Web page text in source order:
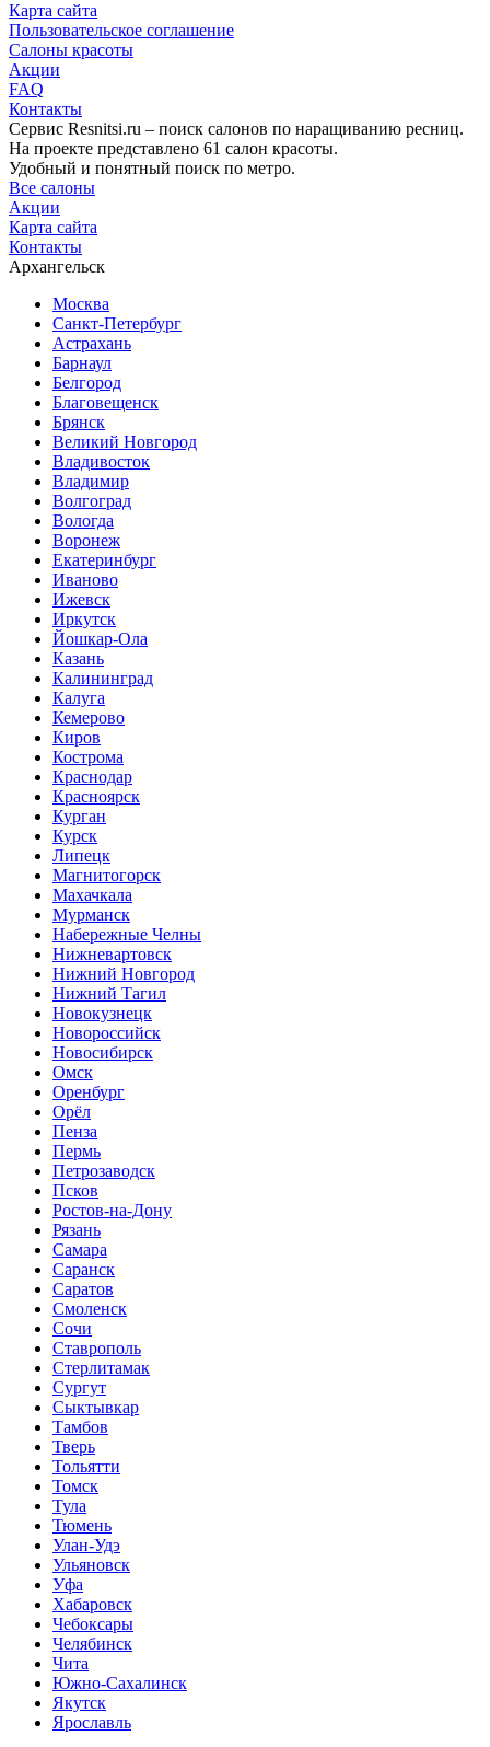
Карта сайта
Пользовательское соглашение
Салоны красоты
Акции
FAQ
Контакты
Сервис Resnitsi.ru – поиск салонов по наращиванию ресниц.
На проекте представлено 61 салон красоты.
Удобный и понятный поиск по метро.
Все салоны
Акции
Карта сайта
Контакты
Архангельск
Москва
Санкт-Петербург
Астрахань
Барнаул
Белгород
Благовещенск
Брянск
Великий Новгород
Владивосток
Владимир
Волгоград
Вологда
Воронеж
Екатеринбург
Иваново
Ижевск
Иркутск
Йошкар-Ола
Казань
Калининград
Калуга
Кемерово
Киров
Кострома
Краснодар
Красноярск
Курган
Курск
Липецк
Магнитогорск
Махачкала
Мурманск
Набережные Челны
Нижневартовск
Нижний Новгород
Нижний Тагил
Новокузнецк
Новороссийск
Новосибирск
Омск
Оренбург
Орёл
Пенза
Пермь
Петрозаводск
Псков
Ростов-на-Дону
Рязань
Самара
Саранск
Саратов
Смоленск
Сочи
Ставрополь
Стерлитамак
Сургут
Сыктывкар
Тамбов
Тверь
Тольятти
Томск
Тула
Тюмень
Улан-Удэ
Ульяновск
Уфа
Хабаровск
Чебоксары
Челябинск
Чита
Южно-Сахалинск
Якутск
Ярославль